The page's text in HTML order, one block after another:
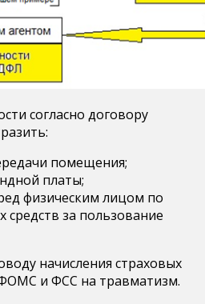
согласно договору
помещения;
платы;
физическим лицом по
за пользование
начисления страховых
и ФСС на травматизм.